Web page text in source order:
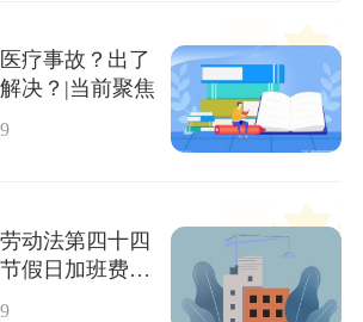
疗事故？出了
决？|当前聚焦
动法第四十四
假日加班费计